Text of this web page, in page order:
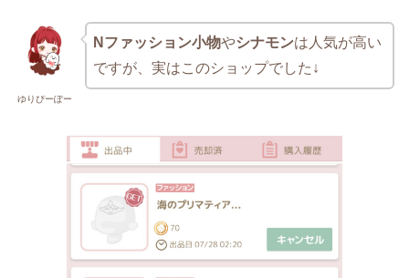
ゆりぴーぽー
Nファッション小物やシナモンは人気が高い
ですが、実はこのショップでした↓